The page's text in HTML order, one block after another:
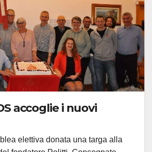
accoglie i nuovi
elettiva donata una targa alla